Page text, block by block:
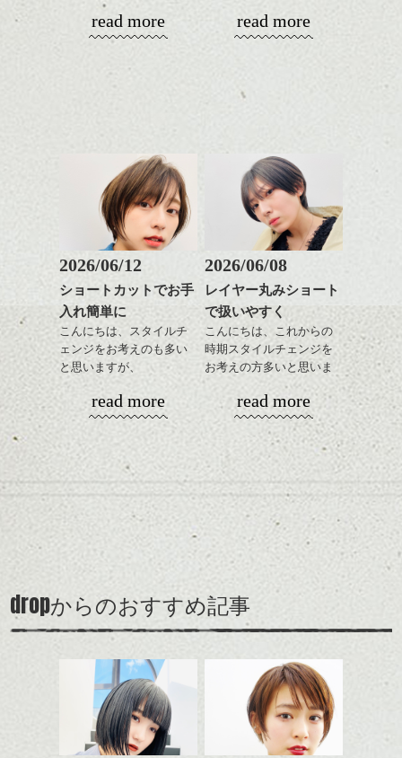
ナーカラー/イルミナカラー/
ミニボブ/抜け感ショート/バ
レイヤージュ/縮毛矯正
スパ／伸びても目立たない
ヘアカラー/ハイライト/ダブ
ルカラー/髪質改善/TOKIOト
たファッションとも相性
耳だしするとメリハリが
ついて良い感じです。
スタイリングはとても簡
単でワックスやセラムを
全体に手ぐししながら広
げるだけ、
ストレートにしたりクセ
毛を活かしたり、気分で
楽しめるのもいいです
カラーはグレージュやブ
ルージュ等もおすすめで
すが、
90's後半から2000's前半に
多く見られたいわゆる茶
髪、のアップグレード版
も個人的には良いと思い
ます。
スタイルの事やカラーリ
ングの事などなんでもご
変えたりと前が長いとな
バックのフォルムをしっ
かり残してカット、お洒
落系の女性に合います。
またジェンダレスなライ
ンでもあるので、これく
らいの感じって中性的な
メンズにも似合いそうで
すよね。
今回はそんな感じで、
春のヘアスタイル是非ご
相談して下さい。
す。髪質によってはかけ
なくていい箇所もありま
気になる方はぜひご相談
やっぱりボブでお手入れ
しやすいスタイルだと毎
も出しやすくていろいろ
おすすめですね。
前髪もやや重めにカット
してラインを強調するの
もこれからは良い感じで
す、
目元が引き締まった印象
に。
カラーリングとの組み合
ダークトーンの色味でク
ールに演出するのもおす
すめですよ。
ナチュラルなトーンの色
で柔らかさをプラスする
のも良いですね。
またクセ毛の方は質感調
整のストレートパーマで
read more
コンパクトなフォルムが
いろんなシーンに雰囲気
そんなショートカット。
軽めの前髪で透け感を演
出できるので、
この時期とてもおすすめ
ですよ。
ナチュラルなベージュカ
ラーで全体にツヤと透明
感をプラスして
質感も綺麗に見せやす
く。
スタイリング方法は全体
をドライした後、
ワックスとオイルを混ぜ
せます。
質感をかるくととのえな
がら耳かけアレンジする
のも良い感じです。
これからのスタイルチェ
read more
2026/06/12
ショートカットでお手
入れ簡単に
こんにちは、スタイルチ
ェンジをお考えのも多い
と思いますが、
丸みショートでタイトに
演出したスタイルもこれ
からの季節とてもおすす
前髪を軽めに調整し、フ
ェイスラインのデザイン
ですっきりした印象にな
バックを短めにカットし
ンパクトになるようにす
るのが良い感じです。
read more
2026/06/08
レイヤー丸みショート
で扱いやすく
こんにちは、これからの
時期スタイルチェンジを
お考えの方多いと思いま
コンパクトなフォルムが
全体のバランスを良く見
せてくれる効果もあり、
いろんなシーンに雰囲気
をだしやすくスタイリン
グも簡単で良いので朝の
そんなショートカット。
軽めの前髪で透け感を演
出できるので、
この時期とてもおすすめ
ですよ。
ナチュラルなベージュカ
ラーで全体にツヤと透明
感をプラスして
質感も綺麗に見せやす
read more
dropからのおすすめ記事